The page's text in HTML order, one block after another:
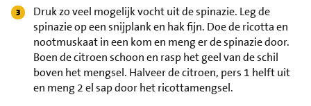
Druk zo veel mogelijk vocht uit de spinazie. Leg de
spinazie op een snijplank en hak fijn. Doe de ricotta en
nootmuskaat in een kom en meng er de spinazie door.
Boen de citroen schoon en rasp het geel van de schil
boven het mengsel. Halveer de citroen, pers 1 helft uit
en meng 2 el sap door het ricottamengsel.